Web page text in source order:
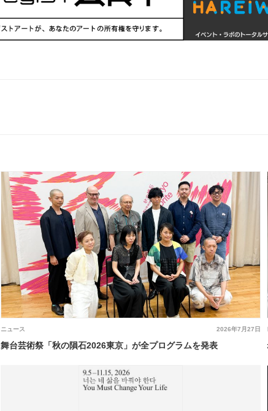
2026年7月27日
ニュース
舞台芸術祭「秋の隕石2026東京」が全プログラムを発表